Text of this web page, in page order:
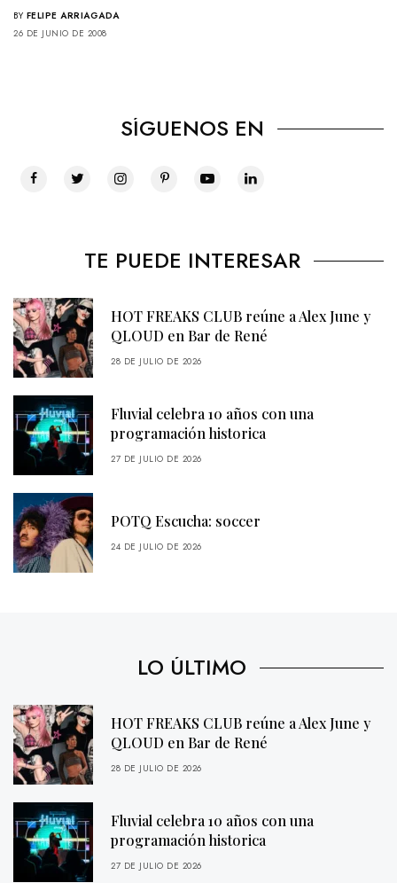
BY FELIPE ARRIAGADA
26 DE JUNIO DE 2008
SÍGUENOS EN
TE PUEDE INTERESAR
HOT FREAKS CLUB reúne a Alex June y
QLOUD en Bar de René
28 DE JULIO DE 2026
Fluvial celebra 10 años con una
programación historica
27 DE JULIO DE 2026
POTQ Escucha: soccer
24 DE JULIO DE 2026
LO ÚLTIMO
HOT FREAKS CLUB reúne a Alex June y
QLOUD en Bar de René
28 DE JULIO DE 2026
Fluvial celebra 10 años con una
programación historica
27 DE JULIO DE 2026